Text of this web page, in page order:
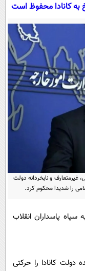
به کانادا محفوظ است
غیرمتعارف و نابخردانه دولت
را شدیدا محکوم کرد.
سپاه پاسداران انقلاب
دولت کانادا را حرکتی